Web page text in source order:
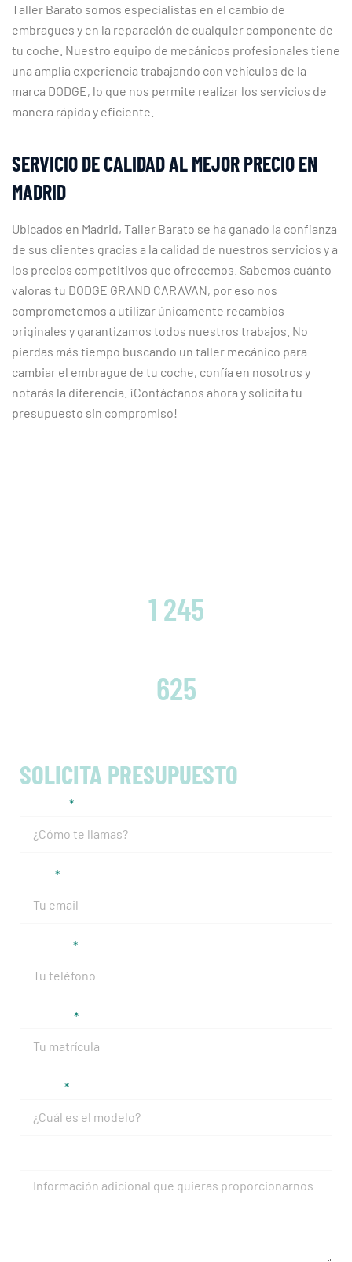
Taller Barato somos especialistas en el cambio de
embragues y en la reparación de cualquier componente de
tu coche. Nuestro equipo de mecánicos profesionales tiene
una amplia experiencia trabajando con vehículos de la
marca DODGE, lo que nos permite realizar los servicios de
manera rápida y eficiente.
SERVICIO DE CALIDAD AL MEJOR PRECIO EN
MADRID
Ubicados en Madrid, Taller Barato se ha ganado la confianza
de sus clientes gracias a la calidad de nuestros servicios y a
los precios competitivos que ofrecemos. Sabemos cuánto
valoras tu DODGE GRAND CARAVAN, por eso nos
comprometemos a utilizar únicamente recambios
originales y garantizamos todos nuestros trabajos. No
pierdas más tiempo buscando un taller mecánico para
cambiar el embrague de tu coche, confía en nosotros y
notarás la diferencia. ¡Contáctanos ahora y solicita tu
presupuesto sin compromiso!
SOLICITA PRESUPUESTO
1 245
625